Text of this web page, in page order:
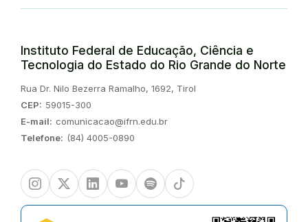
Instituto Federal de Educação, Ciência e
Tecnologia do Estado do Rio Grande do Norte
Endereço:
Rua Dr. Nilo Bezerra Ramalho, 1692, Tirol
CEP: 59015-300
E-mail: comunicacao@ifrn.edu.br
Telefone: (84) 4005-0890
InstagramTwitter/XLinkedinYoutubeSpotify TikTok